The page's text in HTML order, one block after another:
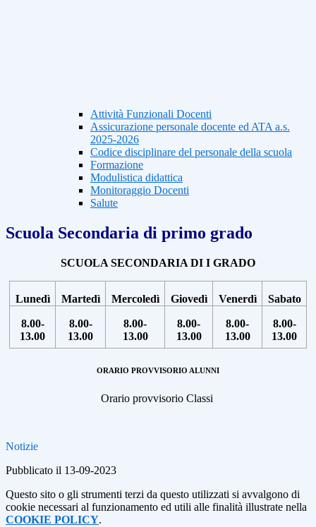
Attività Funzionali Docenti
Assicurazione personale docente ed ATA a.s.
2025-2026
Codice disciplinare del personale della scuola
Formazione
Modulistica didattica
Monitoraggio Docenti
Salute
Scuola Secondaria di primo grado
SCUOLA SECONDARIA DI I GRADO
Lunedì Martedì Mercoledì Giovedì Venerdì Sabato
8.00-
13.00
8.00-
13.00
8.00-
13.00
8.00-
13.00
8.00-
13.00
8.00-
13.00
ORARIO PROVVISORIO ALUNNI
Orario provvisorio Classi
Notizie
Pubblicato il 13-09-2023
Questo sito o gli strumenti terzi da questo utilizzati si avvalgono di
cookie necessari al funzionamento ed utili alle finalità illustrate nella
COOKIE POLICY.